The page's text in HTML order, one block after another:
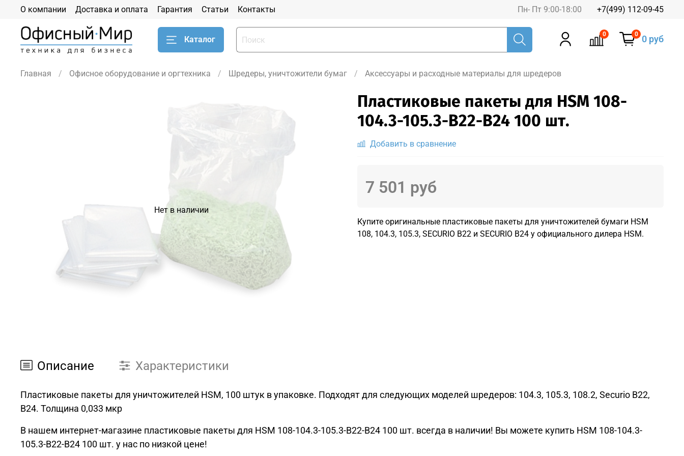
О компании Доставка и оплата Гарантия Статьи Контакты Пн- Пт 9:00-18:00 +7(499) 112-09-45
Каталог
0 0 0 руб
Главная Офисное оборудование и оргтехника Шредеры, уничтожители бумаг Аксессуары и расходные материалы для шредеров
Нет в наличии
Пластиковые пакеты для HSM 108-
104.3-105.3-B22-B24 100 шт.
Добавить в сравнение
7 501 руб
Купите оригинальные пластиковые пакеты для уничтожителей бумаги HSM
108, 104.3, 105.3, SECURIO B22 и SECURIO B24 у официального дилера HSM.
Описание Характеристики
Пластиковые пакеты для уничтожителей HSM, 100 штук в упаковке. Подходят для следующих моделей шредеров: 104.3, 105.3, 108.2, Securio B22,
B24. Толщина 0,033 мкр
В нашем интернет-магазине пластиковые пакеты для HSM 108-104.3-105.3-B22-B24 100 шт. всегда в наличии! Вы можете купить HSM 108-104.3-
105.3-B22-B24 100 шт. у нас по низкой цене!